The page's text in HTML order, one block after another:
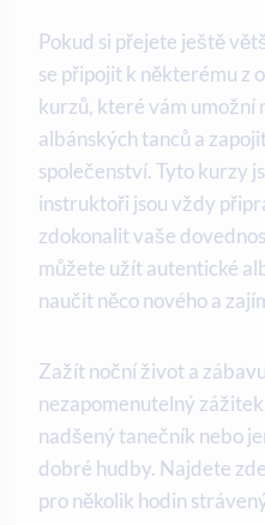
Pokud si⁣ přejete ještě
⁢se připojit k některému z
kurzů, ⁤které vám umožní
albánských tanců a
společenství. Tyto ⁢kurzy
instruktoři jsou vždy
zdokonalit vaše
můžete užít autentické
naučit něco nového a
Zažít noční ‌život a
nezapomenutelný‌
nadšený tanečník nebo
⁢dobré hudby. Najdete
pro ‍několik hodin